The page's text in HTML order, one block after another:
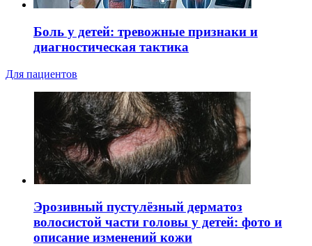
Боль у детей: тревожные признаки и
диагностическая тактика
Для пациентов
Эрозивный пустулёзный дерматоз
волосистой части головы у детей: фото и
описание изменений кожи